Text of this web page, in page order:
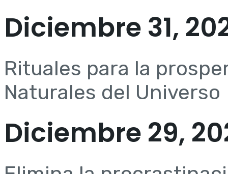
Diciembre 31,
Rituales para la
Naturales del Universo
Diciembre 29,